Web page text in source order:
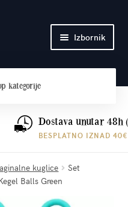
Izbornik
kategorije
Dostava unutar 48h
BESPLATNO IZNAD 40€
kuglice
Set
Balls Green